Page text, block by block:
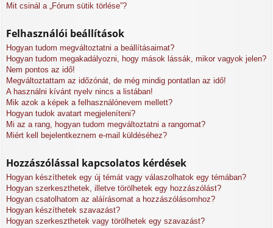
Mit csinál a „Fórum sütik törlése”?
Felhasználói beállítások
Hogyan tudom megváltoztatni a beállításaimat?
Hogyan tudom megakadályozni, hogy mások lássák, mikor vagyok jelen?
Nem pontos az idő!
Megváltoztattam az időzónát, de még mindig pontatlan az idő!
A használni kívánt nyelv nincs a listában!
Mik azok a képek a felhasználónevem mellett?
Hogyan tudok avatart megjeleníteni?
Mi az a rang, hogyan tudom megváltoztatni a rangomat?
Miért kell bejelentkeznem e-mail küldéséhez?
Hozzászólással kapcsolatos kérdések
Hogyan készíthetek egy új témát vagy válaszolhatok egy témában?
Hogyan szerkeszthetek, illetve törölhetek egy hozzászólást?
Hogyan csatolhatom az aláírásomat a hozzászólásomhoz?
Hogyan készíthetek szavazást?
Hogyan szerkeszthetek vagy törölhetek egy szavazást?